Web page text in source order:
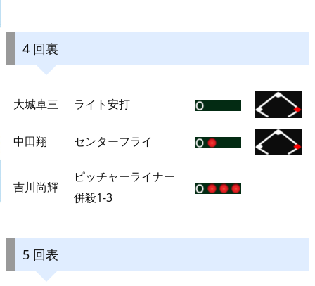
4 回裏
大城卓三 ライト安打
中田翔 センターフライ
吉川尚輝
ピッチャーライナー
併殺1-3
5 回表